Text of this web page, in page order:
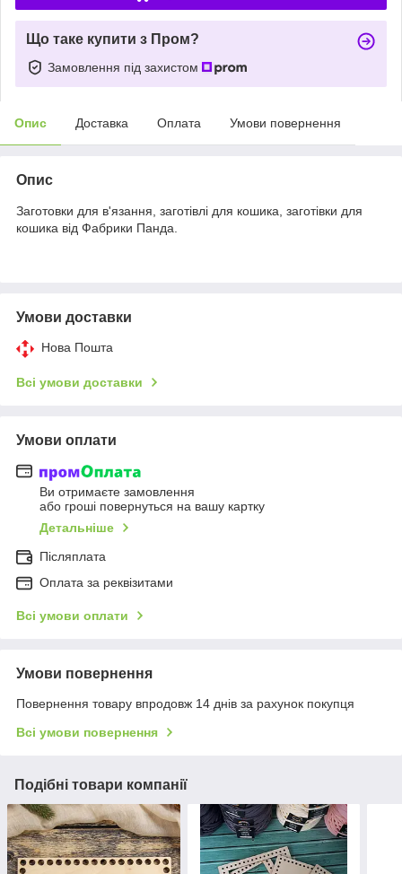
Що таке купити з Пром?
Замовлення під захистом
Опис Доставка Оплата Умови повернення
Опис
Заготовки для в'язання, заготівлі для кошика, заготівки для
кошика від Фабрики Панда.
Умови доставки
Нова Пошта
Всі умови доставки
Умови оплати
Ви отримаєте замовлення
або гроші повернуться на вашу картку
Детальніше
Післяплата
Оплата за реквізитами
Всі умови оплати
Умови повернення
Повернення товару впродовж 14 днів за рахунок покупця
Всі умови повернення
Подібні товари компанії